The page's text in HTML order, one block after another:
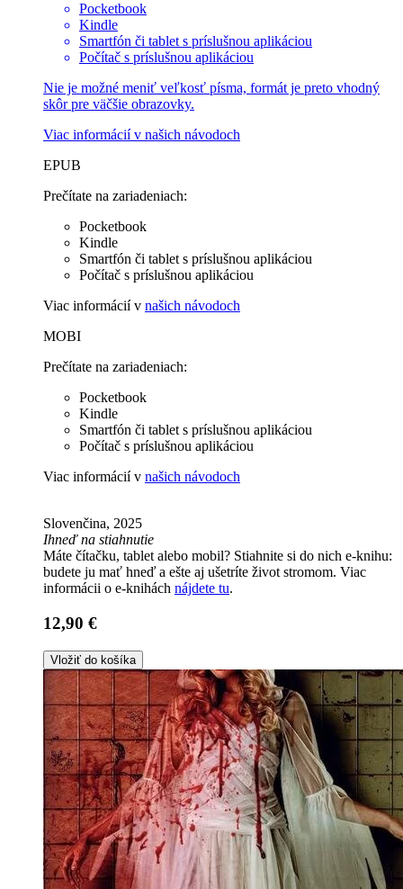
Pocketbook
Kindle
Smartfón či tablet s príslušnou aplikáciou
Počítač s príslušnou aplikáciou
Nie je možné meniť veľkosť písma, formát je preto vhodný
skôr pre väčšie obrazovky.
Viac informácií v našich návodoch
EPUB
Prečítate na zariadeniach:
Pocketbook
Kindle
Smartfón či tablet s príslušnou aplikáciou
Počítač s príslušnou aplikáciou
Viac informácií v našich návodoch
MOBI
Prečítate na zariadeniach:
Pocketbook
Kindle
Smartfón či tablet s príslušnou aplikáciou
Počítač s príslušnou aplikáciou
Viac informácií v našich návodoch
Slovenčina, 2025
Ihneď na stiahnutie
Máte čítačku, tablet alebo mobil? Stiahnite si do nich e-knihu:
budete ju mať hneď a ešte aj ušetríte život stromom. Viac
informácii o e-knihách nájdete tu.
12,90 €
Vložiť do košíka